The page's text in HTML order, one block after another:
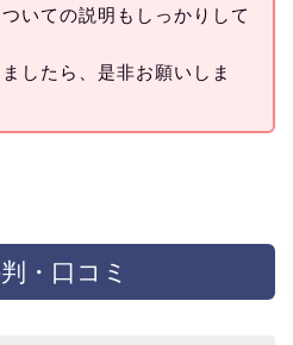
いての説明もしっかりして
したら、是非お願いしま
・口コミ